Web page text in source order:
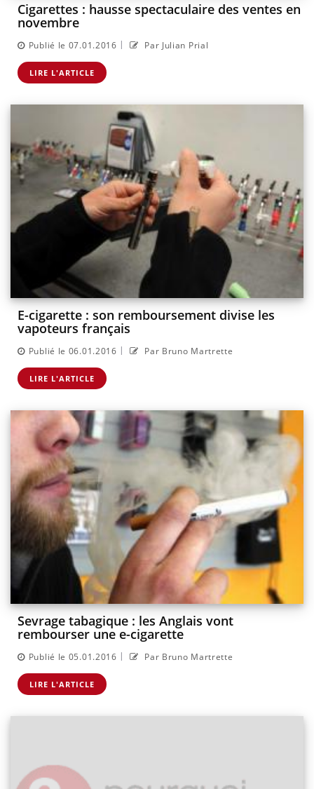
Cigarettes : hausse spectaculaire des ventes en
novembre
Publié le 07.01.2016 | Par Julian Prial
LIRE L'ARTICLE
E-cigarette : son remboursement divise les
vapoteurs français
Publié le 06.01.2016 | Par Bruno Martrette
LIRE L'ARTICLE
Sevrage tabagique : les Anglais vont
rembourser une e-cigarette
Publié le 05.01.2016 | Par Bruno Martrette
LIRE L'ARTICLE